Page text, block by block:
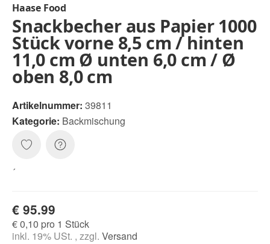
Haase Food
Snackbecher aus Papier 1000
Stück vorne 8,5 cm / hinten
11,0 cm Ø unten 6,0 cm / Ø
oben 8,0 cm
Artikelnummer: 39811
Kategorie: Backmischung
´
€ 95.99
€ 0,10 pro 1 Stück
inkl. 19% USt. , zzgl. Versand